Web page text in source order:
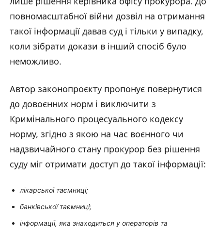
повномасштабної війни дозвіл на отримання
такої інформації давав суд і тільки у випадку,
коли зібрати докази в інший спосіб було
неможливо.
Автор законопроєкту пропонує повернутися
до довоєнних норм і виключити з
Кримінального процесуального кодексу
норму, згідно з якою на час воєнного чи
надзвичайного стану прокурор без рішення
суду міг отримати доступ до такої інформації:
лікарської таємниці;
банківської таємниці;
інформації, яка знаходиться у операторів та